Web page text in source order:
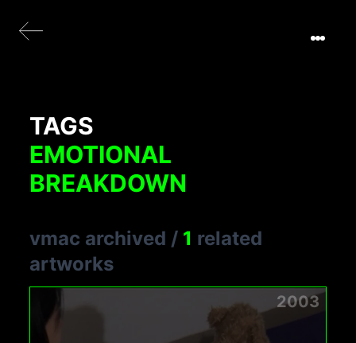
TAGS
EMOTIONAL
BREAKDOWN
vmac archived / 1 related
artworks
2003